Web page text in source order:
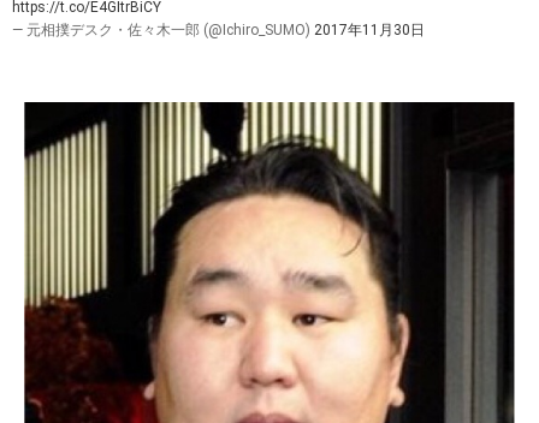
https://t.co/E4GItrBiCY
— 元相撲デスク・佐々木一郎 (@Ichiro_SUMO) 2017年11月30日